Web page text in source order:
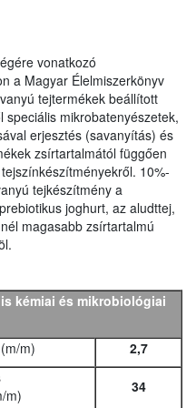
vonatkozó
a Magyar Élelmiszerkönyv
tejtermékek beállított
mikrobatenyészetek,
erjesztés (savanyítás) és
zsírtartalmától függően
10%-
tejkészítmény a
joghurt, az aludttej,
magasabb zsírtartalmú
kémiai és mikrobiológiai
m)
2,7
m)
34